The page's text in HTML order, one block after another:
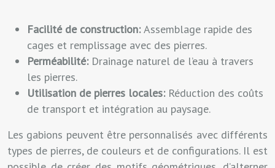
Facilité de construction:Assemblage rapide des
cages et remplissage avec des pierres.
Perméabilité: Drainage naturel de l’eau à travers
les pierres.
Utilisation de pierres locales: Réduction des coûts
de transport et intégration au paysage.
Les gabions peuvent être personnalisés avec différents
types de pierres, de couleurs et de configurations. Il est